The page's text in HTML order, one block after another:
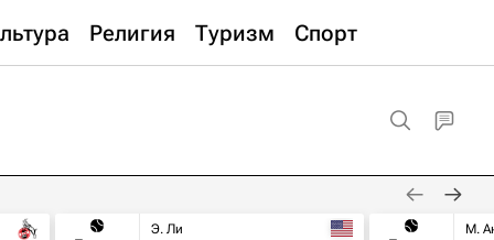
Религия Туризм Спорт
Э. Ли
М.